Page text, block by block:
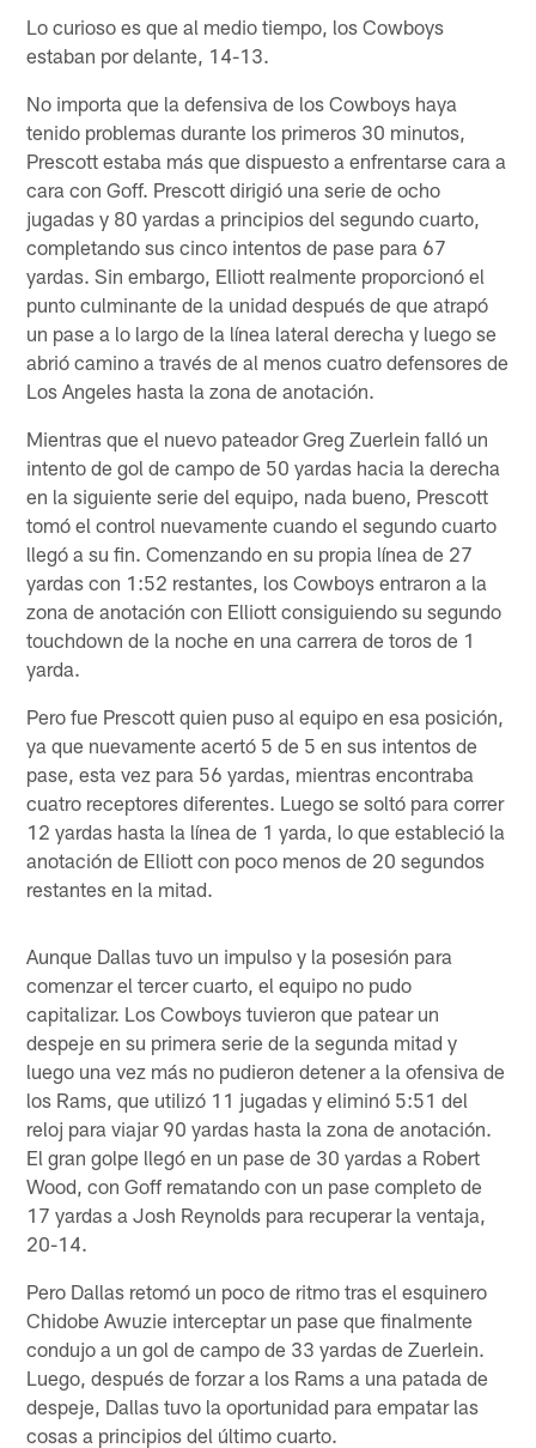
Lo curioso es que al medio tiempo, los Cowboys
estaban por delante, 14-13.
No importa que la defensiva de los Cowboys haya
tenido problemas durante los primeros 30 minutos,
Prescott estaba más que dispuesto a enfrentarse cara a
cara con Goff. Prescott dirigió una serie de ocho
jugadas y 80 yardas a principios del segundo cuarto,
completando sus cinco intentos de pase para 67
yardas. Sin embargo, Elliott realmente proporcionó el
punto culminante de la unidad después de que atrapó
un pase a lo largo de la línea lateral derecha y luego se
abrió camino a través de al menos cuatro defensores de
Los Angeles hasta la zona de anotación.
Mientras que el nuevo pateador Greg Zuerlein falló un
intento de gol de campo de 50 yardas hacia la derecha
en la siguiente serie del equipo, nada bueno, Prescott
tomó el control nuevamente cuando el segundo cuarto
llegó a su fin. Comenzando en su propia línea de 27
yardas con 1:52 restantes, los Cowboys entraron a la
zona de anotación con Elliott consiguiendo su segundo
touchdown de la noche en una carrera de toros de 1
yarda.
Pero fue Prescott quien puso al equipo en esa posición,
ya que nuevamente acertó 5 de 5 en sus intentos de
pase, esta vez para 56 yardas, mientras encontraba
cuatro receptores diferentes. Luego se soltó para correr
12 yardas hasta la línea de 1 yarda, lo que estableció la
anotación de Elliott con poco menos de 20 segundos
restantes en la mitad.
Aunque Dallas tuvo un impulso y la posesión para
comenzar el tercer cuarto, el equipo no pudo
capitalizar. Los Cowboys tuvieron que patear un
despeje en su primera serie de la segunda mitad y
luego una vez más no pudieron detener a la ofensiva de
los Rams, que utilizó 11 jugadas y eliminó 5:51 del
reloj para viajar 90 yardas hasta la zona de anotación.
El gran golpe llegó en un pase de 30 yardas a Robert
Wood, con Goff rematando con un pase completo de
17 yardas a Josh Reynolds para recuperar la ventaja,
20-14.
Pero Dallas retomó un poco de ritmo tras el esquinero
Chidobe Awuzie interceptar un pase que finalmente
condujo a un gol de campo de 33 yardas de Zuerlein.
Luego, después de forzar a los Rams a una patada de
despeje, Dallas tuvo la oportunidad para empatar las
cosas a principios del último cuarto.